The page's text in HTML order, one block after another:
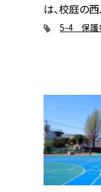
は、校庭の
5-4 保護